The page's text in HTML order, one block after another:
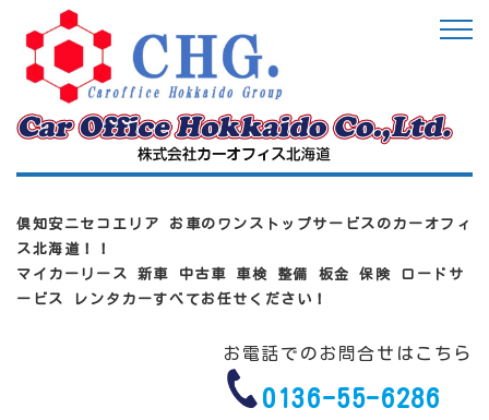
倶知安ニセコエリア お車のワンストップサービスのカーオフィ
ス北海道！！
マイカーリース 新車 中古車 車検 整備 板金 保険 ロードサ
ービス レンタカーすべてお任せください！
お電話でのお問合せはこちら
0136-55-6286